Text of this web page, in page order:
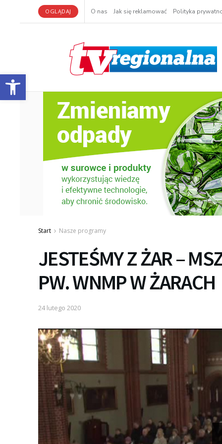
Otwórz pasek narzędzi
OGLĄDAJ O nas Jak się reklamować Polityka
Start Nasze programy
JESTEŚMY Z ŻAR –
PW. WNMP W ŻARACH
24 lutego 2020